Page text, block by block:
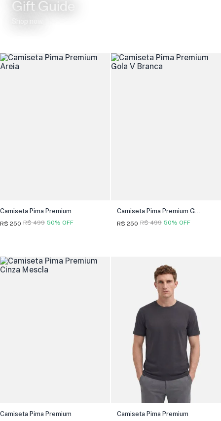
Gift Guide
Camiseta Pima Premium
R$ 250 50% OFF
R$ 499 R$ 250 50% OFF
R$ 499
Camiseta Pima Premium Camiseta Pima Premium